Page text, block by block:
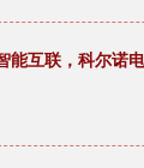
互联，科尔诺